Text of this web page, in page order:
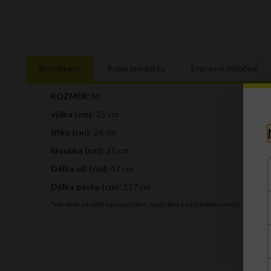
Popis produktu Expresní doručení
ROZMĚR: M
výška (cm):
25 cm
šířka (cm):
24 cm
hloubka (cm):
15 cm
Délka uší (cm):
47 cm
Délka pásku (cm):
117 cm
*výrobek se měří na nejvyšším, nejširším a nejhlubším místě